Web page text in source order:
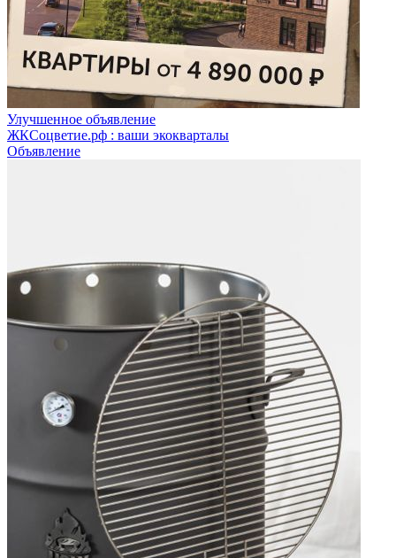
Улучшенное объявление
ЖКСоцветие.рф : ваши экокварталы
Объявление